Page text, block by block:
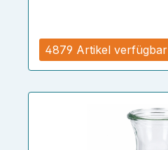
4879 Artikel verfügbar